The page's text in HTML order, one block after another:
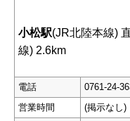
小松駅(JR北陸本線)
線) 2.6km
電話
0761-24-
営業時間
(掲示なし)